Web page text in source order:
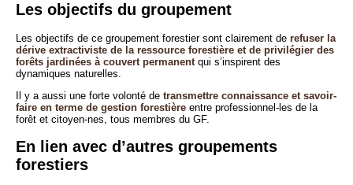
Les objectifs du groupement
Les objectifs de ce groupement forestier sont clairement de refuser la
dérive extractiviste de la ressource forestière et de privilégier des
forêts jardinées à couvert permanent qui s’inspirent des
dynamiques naturelles.
Il y a aussi une forte volonté de transmettre connaissance et savoir-
faire en terme de gestion forestière entre professionnel-les de la
forêt et citoyen-nes, tous membres du GF.
En lien avec d’autres groupements
forestiers